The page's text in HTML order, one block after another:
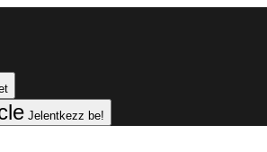
Jelentkezz be!